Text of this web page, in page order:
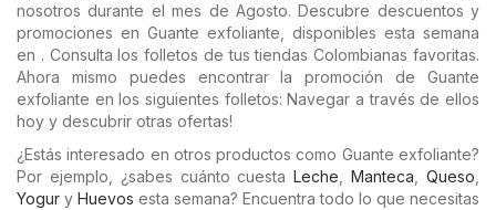
nosotros durante el mes de Agosto. Descubre descuentos y
promociones en Guante exfoliante, disponibles esta semana
en . Consulta los folletos de tus tiendas Colombianas favoritas.
Ahora mismo puedes encontrar la promoción de Guante
exfoliante en los siguientes folletos: Navegar a través de ellos
hoy y descubrir otras ofertas!
¿Estás interesado en otros productos como Guante exfoliante?
Por ejemplo, ¿sabes cuánto cuestaLeche ,Manteca ,Queso
Yogur y Huevos esta semana? Encuentra todo lo que necesitas